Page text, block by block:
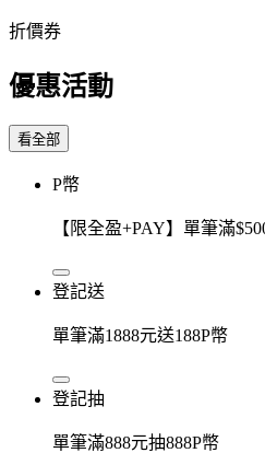
折價券
優惠活動
看全部
P幣
【限全盈+PAY】單筆滿
登記送
單筆滿1888元送188P幣
登記抽
單筆滿888元抽888P幣